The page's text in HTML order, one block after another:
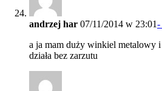
andrzej har 07/11/2014 w 23:01-
a ja mam duży winkiel metalowy
działa bez zarzutu